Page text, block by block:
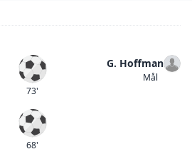
Mål
73'
G. Hoffman
Mål
Mål
68'